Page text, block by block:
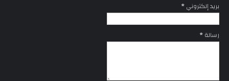
بريد إلكتروني*
رسالة*